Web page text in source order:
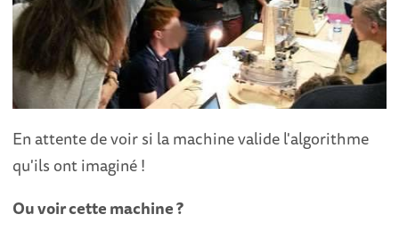
En attente de voir si la machine valide l'algorithme
qu'ils ont imaginé !
Ou voir cette machine ?